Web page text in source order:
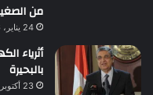
من
24 يناير، 2016
أثرياء
بالبحيرة
23 أكتوبر، 2015